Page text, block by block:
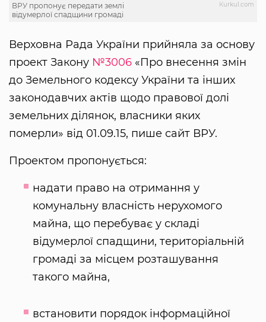
Кurkul.com
ВРУ пропонує передати землі
відумерлої спадщини громаді
Верховна Рада України прийняла за основу
проект Закону №3006 «Про внесення змін
до Земельного кодексу України та інших
законодавчих актів щодо правової долі
земельних ділянок, власники яких
померли» від 01.09.15, пише сайт ВРУ.
Проектом пропонується:
надати право на отримання у
комунальну власність нерухомого
майна, що перебуває у складі
відумерлої спадщини, територіальній
громаді за місцем розташування
такого майна,
встановити порядок інформаційної